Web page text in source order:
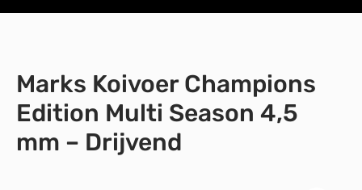
Marks Koivoer Champions
Edition Multi Season 4,5
mm – Drijvend